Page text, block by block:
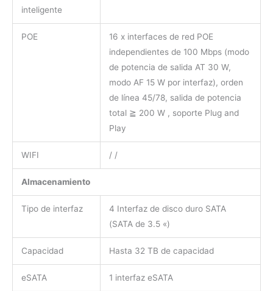
inteligente
POE
16 x interfaces de red POE
independientes de 100 Mbps (modo
de potencia de salida AT 30 W,
modo AF 15 W por interfaz), orden
de línea 45/78, salida de potencia
total ≧ 200 W , soporte Plug and
Play
WIFI / /
Almacenamiento
Tipo de interfaz
4 Interfaz de disco duro SATA
(SATA de 3.5 «)
Capacidad Hasta 32 TB de capacidad
eSATA 1 interfaz eSATA